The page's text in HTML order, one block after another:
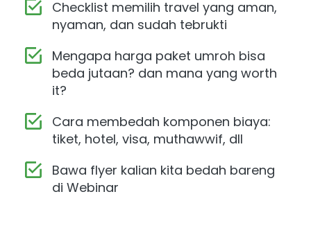
Checklist memilih travel yang aman,
nyaman, dan sudah tebrukti
Mengapa harga paket umroh bisa
beda jutaan? dan mana yang worth
it?
Cara membedah komponen biaya:
tiket, hotel, visa, muthawwif, dll
Bawa flyer kalian kita bedah bareng
di Webinar